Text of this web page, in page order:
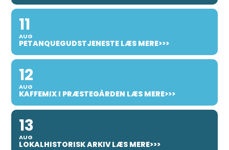
11
AUG
PETANQUEGUDSTJENESTE LÆS MERE>>>
12
AUG
KAFFEMIX I PRÆSTEGÅRDEN LÆS MERE>>>
13
AUG
LOKALHISTORISK ARKIV LÆS MERE>>>